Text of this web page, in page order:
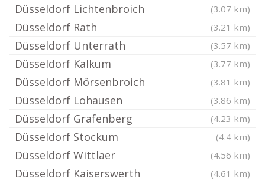
Düsseldorf Lichtenbroich (3.07 km)
Düsseldorf Rath (3.21 km)
Düsseldorf Unterrath (3.57 km)
Düsseldorf Kalkum (3.77 km)
Düsseldorf Mörsenbroich (3.81 km)
Düsseldorf Lohausen (3.86 km)
Düsseldorf Grafenberg (4.23 km)
Düsseldorf Stockum (4.4 km)
Düsseldorf Wittlaer (4.56 km)
Düsseldorf Kaiserswerth (4.61 km)